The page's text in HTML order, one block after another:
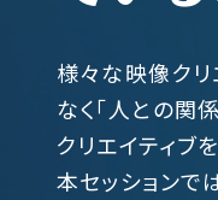
様々な映像ク
なく「人との関
クリエイティブ
本セッションで